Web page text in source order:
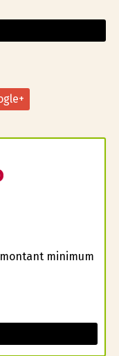
montant minimum